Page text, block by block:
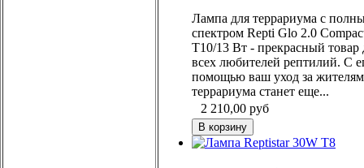
Лампа для террариума с
спектром Repti Glo 2.0
Т10/13 Вт - прекрасный товар
всех любителей рептилий. С
помощью ваш уход за
террариума станет еще...
2 210,00 руб